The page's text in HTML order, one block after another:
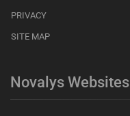
PRIVACY
SITE MAP
Novalys Websites